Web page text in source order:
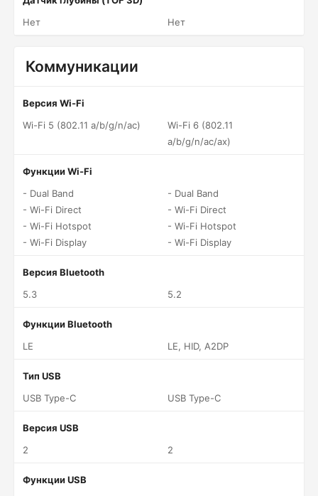
Нет
Нет
Коммуникации
Версия Wi-Fi
Wi-Fi 5 (802.11 a/b/g/n/ac)
Wi-Fi 6 (802.11
a/b/g/n/ac/ax)
Функции Wi-Fi
- Dual Band
- Wi-Fi Direct
- Wi-Fi Hotspot
- Wi-Fi Display
- Dual Band
- Wi-Fi Direct
- Wi-Fi Hotspot
- Wi-Fi Display
Версия Bluetooth
5.3
5.2
Функции Bluetooth
LE
LE, HID, A2DP
Тип USB
USB Type-C
USB Type-C
Версия USB
2
2
Функции USB